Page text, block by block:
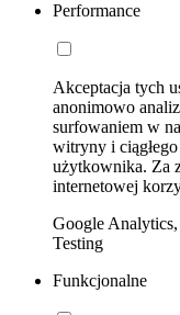
Performance
Akceptacja tych
anonimowo
surfowaniem w
witryny i
użytkownika. Za
internetowej
Google
Testing
Funkcjonalne